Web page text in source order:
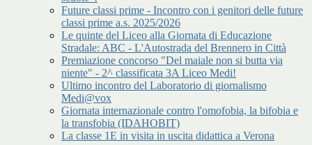
Future classi prime - Incontro con i genitori delle future
classi prime a.s. 2025/2026
Le quinte del Liceo alla Giornata di Educazione
Stradale: ABC - L'Autostrada del Brennero in Città
Premiazione concorso "Del maiale non si butta via
niente" - 2^ classificata 3A Liceo Medi!
Ultimo incontro del Laboratorio di giornalismo
Medi@vox
Giornata internazionale contro l'omofobia, la bifobia e
la transfobia (IDAHOBIT)
La classe 1E in visita in uscita didattica a Verona